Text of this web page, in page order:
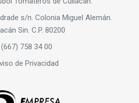
s/n. Colonia Miguel Alemán.
Sin. C.P. 80200
(667) 758 34 00
de Privacidad